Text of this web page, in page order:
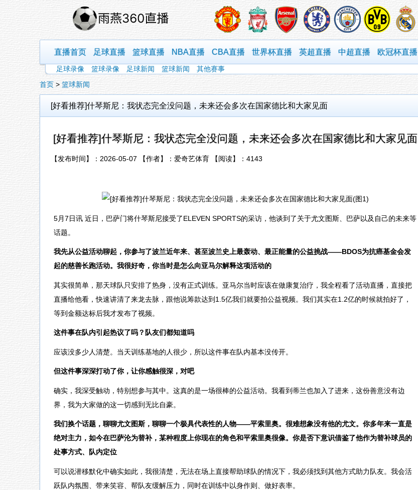
直播首页 足球直播 篮球直播 NBA直播 CBA直播 世界杯直播 英超直播 中超直播 欧冠杯直播
足球录像 篮球录像 足球新闻 篮球新闻
其他赛事
首页 > 篮球新闻
[好看推荐]什琴斯尼：我状态完全没问题，未来还会多次在国家德比和大家见面
[好看推荐]什琴斯尼：我状态完全没问题，未来还会多次在国家德比和大家见面
【发布时间】：2026-05-07 【作者】：爱奇艺体育 【阅读】： 4143
5月7日讯 近日，巴萨门将什琴斯尼接受了ELEVEN SPORTS的采访，他谈到了关于尤文图斯、巴萨以及自己的未来等
话题。
我先从公益活动聊起，你参与了波兰近年来、甚至波兰史上最轰动、最正能量的公益挑战——BDOS为抗癌基金会发
起的慈善长跑活动。我很好奇，你当时是怎么向亚马尔解释这项活动的
其实很简单，那天球队只安排了热身，没有正式训练。亚马尔当时应该在做康复治疗，我全程看了活动直播，直接把
直播给他看，快速讲清了来龙去脉，跟他说筹款达到1.5亿我们就要拍公益视频。我们其实在1.2亿的时候就拍好了，
等到金额达标后我才发布了视频。
这件事在队内引起热议了吗？队友们都知道吗
应该没多少人清楚。当天训练基地的人很少，所以这件事在队内基本没传开。
但这件事深深打动了你，让你感触很深，对吧
确实，我深受触动，特别想参与其中。这真的是一场很棒的公益活动。我看到蒂兰也加入了进来，这份善意没有边
界，我为大家做的这一切感到无比自豪。
我们换个话题，聊聊尤文图斯，聊聊一个极具代表性的人物——平索里奥。很难想象没有他的尤文。你多年来一直是
绝对主力，如今在巴萨沦为替补，某种程度上你现在的角色和平索里奥很像。你是否下意识借鉴了他作为替补球员的
处事方式、队内定位
可以说潜移默化中确实如此，我很清楚，无法在场上直接帮助球队的情况下，我必须找到其他方式助力队友。我会活
跃队内氛围、带来笑容、帮队友缓解压力，同时在训练中以身作则、做好表率。